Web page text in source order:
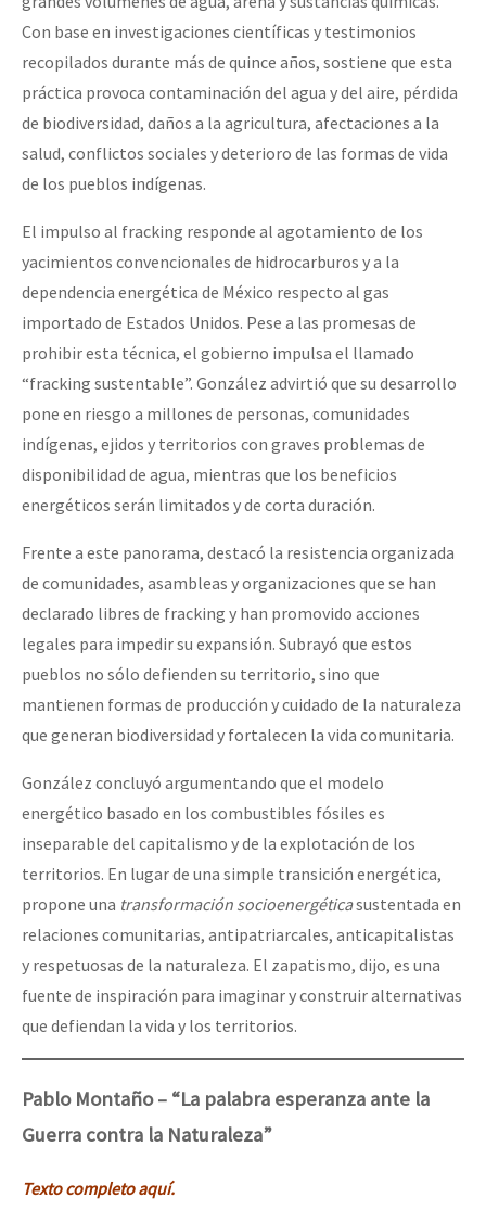
Con base en investigaciones científicas y testimonios
recopilados durante más de quince años, sostiene que esta
práctica provoca contaminación del agua y del aire, pérdida
de biodiversidad, daños a la agricultura, afectaciones a la
salud, conflictos sociales y deterioro de las formas de vida
de los pueblos indígenas.
El impulso al fracking responde al agotamiento de los
yacimientos convencionales de hidrocarburos y a la
dependencia energética de México respecto al gas
importado de Estados Unidos. Pese a las promesas de
prohibir esta técnica, el gobierno impulsa el llamado
“fracking sustentable”. González advirtió que su desarrollo
pone en riesgo a millones de personas, comunidades
indígenas, ejidos y territorios con graves problemas de
disponibilidad de agua, mientras que los beneficios
energéticos serán limitados y de corta duración.
Frente a este panorama, destacó la resistencia organizada
de comunidades, asambleas y organizaciones que se han
declarado libres de fracking y han promovido acciones
legales para impedir su expansión. Subrayó que estos
pueblos no sólo defienden su territorio, sino que
mantienen formas de producción y cuidado de la naturaleza
que generan biodiversidad y fortalecen la vida comunitaria.
González concluyó argumentando que el modelo
energético basado en los combustibles fósiles es
inseparable del capitalismo y de la explotación de los
territorios. En lugar de una simple transición energética,
propone una transformación socioenergéticasustentada en
relaciones comunitarias, antipatriarcales, anticapitalistas
y respetuosas de la naturaleza. El zapatismo, dijo, es una
fuente de inspiración para imaginar y construir alternativas
que defiendan la vida y los territorios.
Pablo Montaño – “La palabra esperanza ante la
Guerra contra la Naturaleza”
Texto completo aquí.